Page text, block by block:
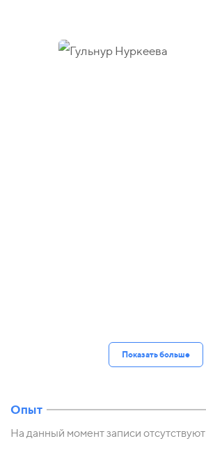
Показать больше
Опыт
На данный момент записи отсутствуют